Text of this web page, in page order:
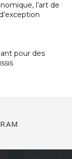
l’art de
pour des